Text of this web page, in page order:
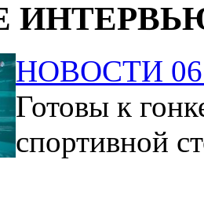
НОВОСТИ
Готовы к
спортивной